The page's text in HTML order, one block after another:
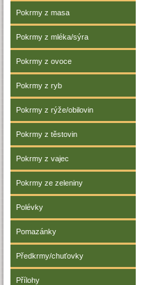
Pokrmy z masa
Pokrmy z mléka/sýra
Pokrmy z ovoce
Pokrmy z ryb
Pokrmy z rýže/obilovin
Pokrmy z těstovin
Pokrmy z vajec
Pokrmy ze zeleniny
Polévky
Pomazánky
Předkrmy/chuťovky
Přílohy